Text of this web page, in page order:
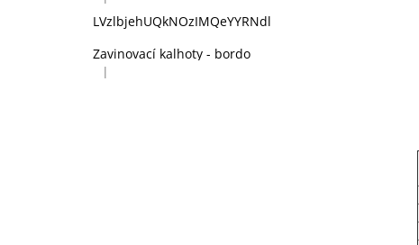
LVzlbjehUQkNOzIMQeYYRNdl
Zavinovací kalhoty - bordo
Hodnocení produktu je 5 z 5 hvězdiček.
|